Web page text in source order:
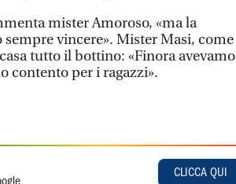
mister Amoroso, «ma la
sempre vincere». Mister Masi, come
tutto il bottino: «Finora avevamo
contento per i ragazzi».
CLICCA QUI